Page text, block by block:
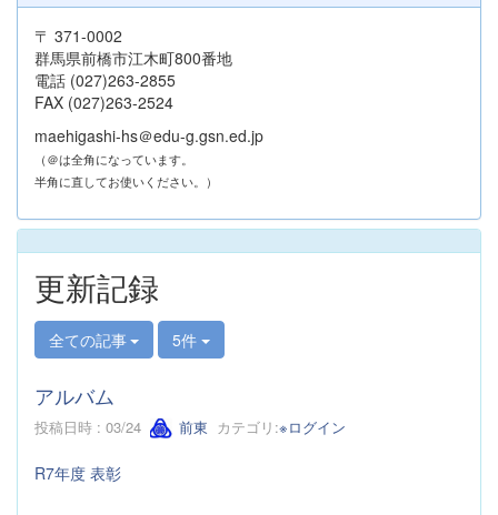
〒 371-0002
群馬県前橋市江木町800番地
電話 (027)263-2855
FAX (027)263-2524
maehigashi-hs＠edu-g.gsn.ed.jp
（＠は全角になっています。
半角に直してお使いください。）
更新記録
全ての記事 5件
アルバム
投稿日時 : 03/24 前東 カテゴリ:※ログイン
R7年度 表彰